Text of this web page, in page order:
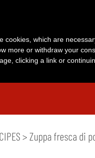
> Zuppa fresca di
cookies, which are
more or withdraw your
clicking a link or